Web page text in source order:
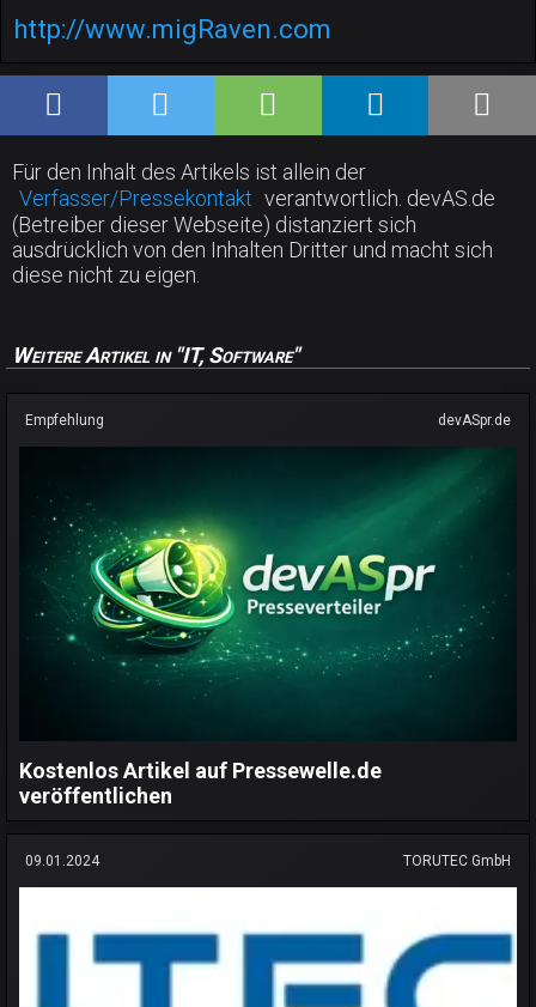
http://www.migRaven.com
Für den Inhalt des Artikels ist allein der
Verfasser/Pressekontakt verantwortlich. devAS.de
(Betreiber dieser Webseite) distanziert sich
ausdrücklich von den Inhalten Dritter und macht sich
diese nicht zu eigen.
Weitere Artikel in "IT, Software"
Empfehlung devASpr.de
Kostenlos Artikel auf Pressewelle.de
veröffentlichen
09.01.2024 TORUTEC GmbH